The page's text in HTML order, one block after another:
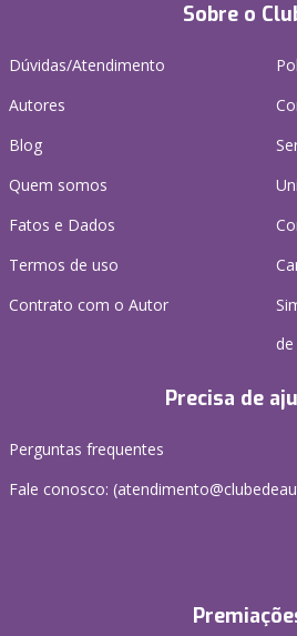
Sobre o
Dúvidas/Atendimento
Autores
Blog
Quem somos
Fatos e Dados
Termos de uso
Contrato com o Autor
Precisa de
Perguntas frequentes
Fale conosco: